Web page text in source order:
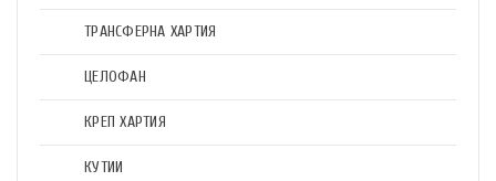
ТРАНСФЕРНА ХАРТИЯ
ЦЕЛОФАН
КРЕП ХАРТИЯ
КУТИИ